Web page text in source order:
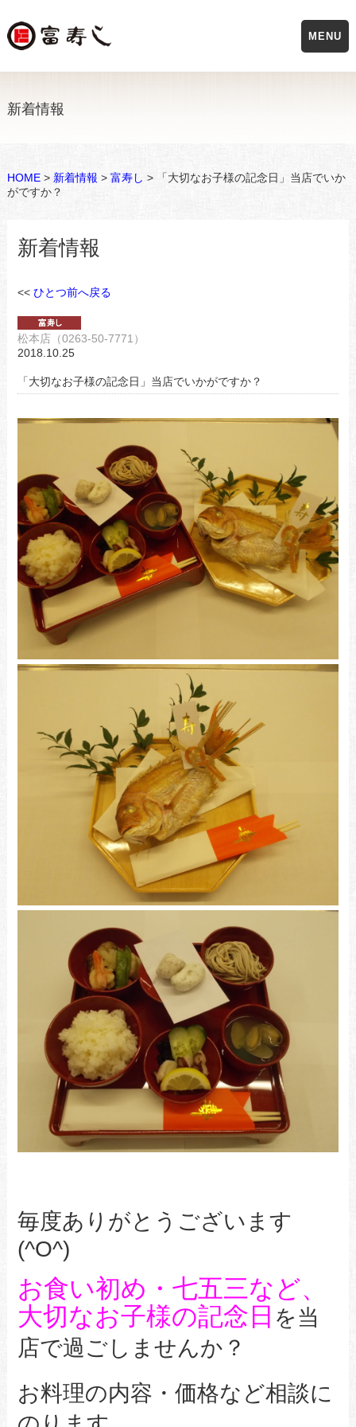
新着情報
HOME> 新着情報 > 富寿し > 「大切なお子様の記念日」当店でいか
がですか？
新着情報
<< ひとつ前へ戻る
松本店（0263-50-7771）
2018.10.25
「大切なお子様の記念日」当店でいかがですか？
毎度ありがとうございます
(^O^)
お食い初め・七五三など、
大切なお子様の記念日 を当
店で過ごしませんか？
お料理の内容・価格など相談に
MENU